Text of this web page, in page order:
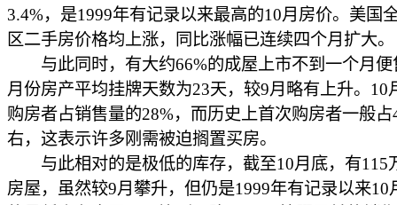
3.4%，是1999年有记录以来最高的10月房价。美国
区二手房价格均上涨，同比涨幅已连续四个月扩大。
与此同时，有大约66%的成屋上市不到一个月便
月份房产平均挂牌天数为23天，较9月略有上升。10
购房者占销售量的28%，而历史上首次购房者一般占
右，这表示许多刚需被迫搁置买房。
与此相对的是极低的库存，截至10月底，有115
房屋，虽然较9月攀升，但仍是1999年有记录以来10